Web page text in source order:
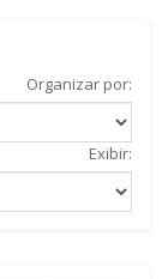
Organizar por:
Exibir: